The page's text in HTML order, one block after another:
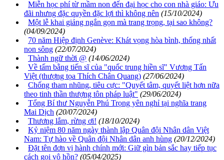
Miễn học phí từ mầm non đến đại học cho con nhà giáo: Ưu
đãi nhưng đặc quyền đặc lợi thì không nên (15/10/2024)
Một lễ khai giảng ngắn gọn mà trang trọng, tại sao không?
(04/09/2024)
70 năm Hiệp định Genève: Khát vọng hòa bình, thống nhất
non sông (22/07/2024)
Thành ngữ thời @ (14/06/2024)
Về tấm bằng tiến sĩ của "quốc trung hiền sĩ" Vương Tấn
Việt (thượng tọa Thích Chân Quang) (27/06/2024)
Chống tham nhũng, tiêu cực: "Quyết tâm, quyết liệt hơn nữa
theo tinh thần thượng tôn pháp luật" (29/06/2024)
Tổng Bí thư Nguyễn Phú Trọng yên nghỉ tại nghĩa trang
Mai Dịch (20/07/2024)
Thương lắm, rừng ơi! (18/10/2024)
Kỷ niệm 80 năm ngày thành lập Quân đội Nhân dân Việt
Nam: Tự hào về Quân đội Nhân dân anh hùng (20/12/2024)
Đặt tên đơn vị hành chính mới: Giữ gìn bản sắc hay tiếp tục
cách gọi vô hồn? (05/04/2025)